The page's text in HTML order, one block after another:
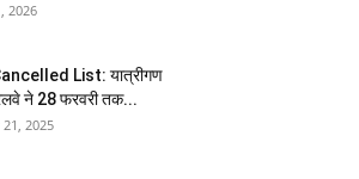
2026
List: यात्रीगण
ने 28 फरवरी तक...
2025